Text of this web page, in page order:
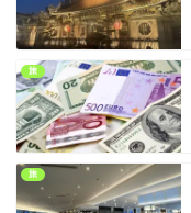
旅
旅